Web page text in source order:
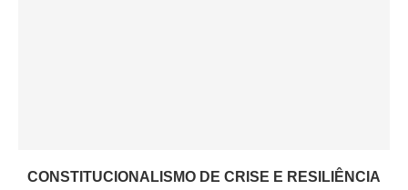
CONSTITUCIONALISMO DE CRISE E RESILIÊNCIA